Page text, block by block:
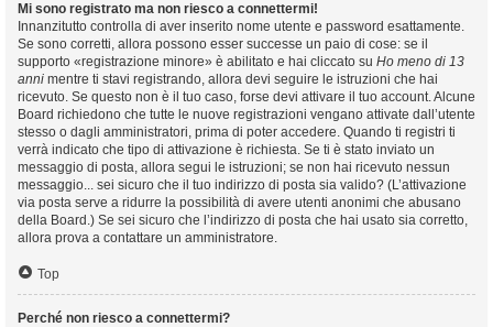
Mi sono registrato ma non riesco a connettermi!
Innanzitutto controlla di aver inserito nome utente e password esattamente.
Se sono corretti, allora possono esser successe un paio di cose: se il
supporto «registrazione minore» è abilitato e hai cliccato su Ho meno di 13
anni mentre ti stavi registrando, allora devi seguire le istruzioni che hai
ricevuto. Se questo non è il tuo caso, forse devi attivare il tuo account. Alcune
Board richiedono che tutte le nuove registrazioni vengano attivate dall’utente
stesso o dagli amministratori, prima di poter accedere. Quando ti registri ti
verrà indicato che tipo di attivazione è richiesta. Se ti è stato inviato un
messaggio di posta, allora segui le istruzioni; se non hai ricevuto nessun
messaggio... sei sicuro che il tuo indirizzo di posta sia valido? (L’attivazione
via posta serve a ridurre la possibilità di avere utenti anonimi che abusano
della Board.) Se sei sicuro che l’indirizzo di posta che hai usato sia corretto,
allora prova a contattare un amministratore.
Top
Perché non riesco a connettermi?